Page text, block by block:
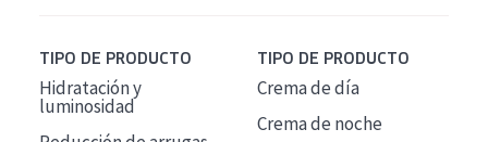
TIPO DE PRODUCTO
Hidratación y
luminosidad
TIPO DE PRODUCTO
Crema de día
Crema de noche